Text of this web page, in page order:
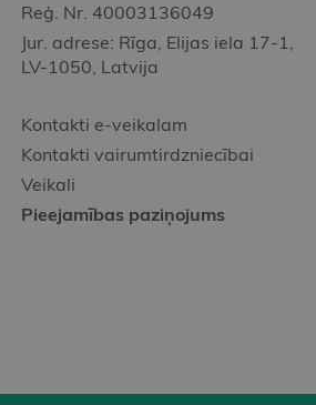
Reģ. Nr. 40003136049
Jur. adrese: Rīga, Elijas iela 17-1,
LV-1050, Latvija
Kontakti e-veikalam
Kontakti vairumtirdzniecībai
Veikali
Pieejamības paziņojums